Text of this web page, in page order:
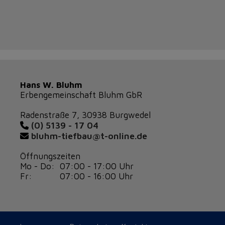
Hans W. Bluhm
Erbengemeinschaft Bluhm GbR
Radenstraße 7, 30938 Burgwedel
(0) 5139 - 17 04
bluhm-tiefbau@t-online.de
Öffnungszeiten
Mo - Do: 07:00 - 17:00 Uhr
Fr: 07:00 - 16:00 Uhr